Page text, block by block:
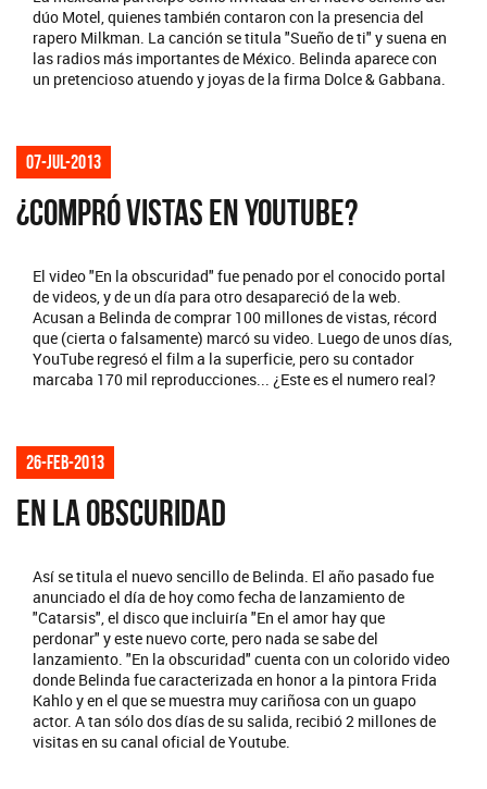
dúo Motel, quienes también contaron con la presencia del
rapero Milkman. La canción se titula "Sueño de ti" y suena en
las radios más importantes de México. Belinda aparece con
un pretencioso atuendo y joyas de la firma Dolce & Gabbana.
07-jul-2013
¿COMPRÓ VISTAS EN YOUTUBE?
El video "En la obscuridad" fue penado por el conocido portal
de videos, y de un día para otro desapareció de la web.
Acusan a Belinda de comprar 100 millones de vistas, récord
que (cierta o falsamente) marcó su video. Luego de unos días,
YouTube regresó el film a la superficie, pero su contador
marcaba 170 mil reproducciones... ¿Este es el numero real?
26-feb-2013
EN LA OBSCURIDAD
Así se titula el nuevo sencillo de Belinda. El año pasado fue
anunciado el día de hoy como fecha de lanzamiento de
"Catarsis", el disco que incluiría "En el amor hay que
perdonar" y este nuevo corte, pero nada se sabe del
lanzamiento. "En la obscuridad" cuenta con un colorido video
donde Belinda fue caracterizada en honor a la pintora Frida
Kahlo y en el que se muestra muy cariñosa con un guapo
actor. A tan sólo dos días de su salida, recibió 2 millones de
visitas en su canal oficial de Youtube.